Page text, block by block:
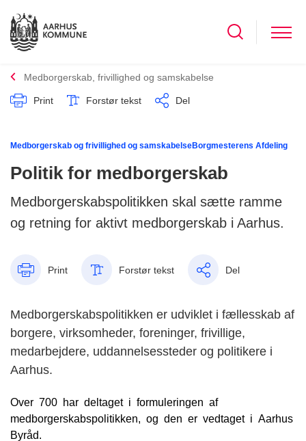
Medborgerskab, frivillighed og samskabelse
Print Forstør tekst Del
Medborgerskab og frivillighed og samskabelseBorgmesterens Afdeling
Politik for medborgerskab
Medborgerskabspolitikken skal sætte ramme
og retning for aktivt medborgerskab i Aarhus.
Print Forstør tekst Del
Medborgerskabspolitikken er udviklet i fællesskab af
borgere, virksomheder, foreninger, frivillige,
medarbejdere, uddannelsessteder og politikere i
Aarhus.
Over 700 har deltaget i formuleringen af
medborgerskabspolitikken, og den er vedtaget i Aarhus
Byråd.